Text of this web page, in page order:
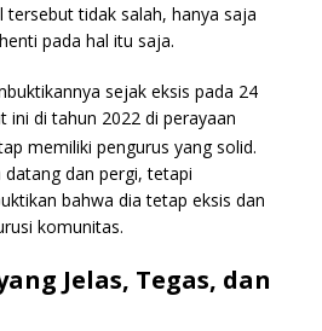
tersebut tidak salah, hanya saja
pada hal itu saja.
sejak eksis pada 24
ini di tahun 2022 di perayaan
memiliki pengurus yang solid.
dan pergi, tetapi
bahwa dia tetap eksis dan
komunitas.
Jelas, Tegas, dan